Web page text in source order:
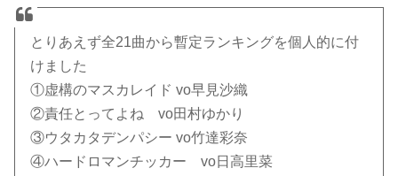
とりあえず全21曲から暫定ランキングを個人的に付
けました
①虚構のマスカレイド vo早見沙織
②責任とってよね vo田村ゆかり
③ウタカタデンパシー vo竹達彩奈
④ハードロマンチッカー vo日高里菜